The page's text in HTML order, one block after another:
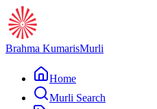
Brahma KumarisMurli
Home
Murli Search